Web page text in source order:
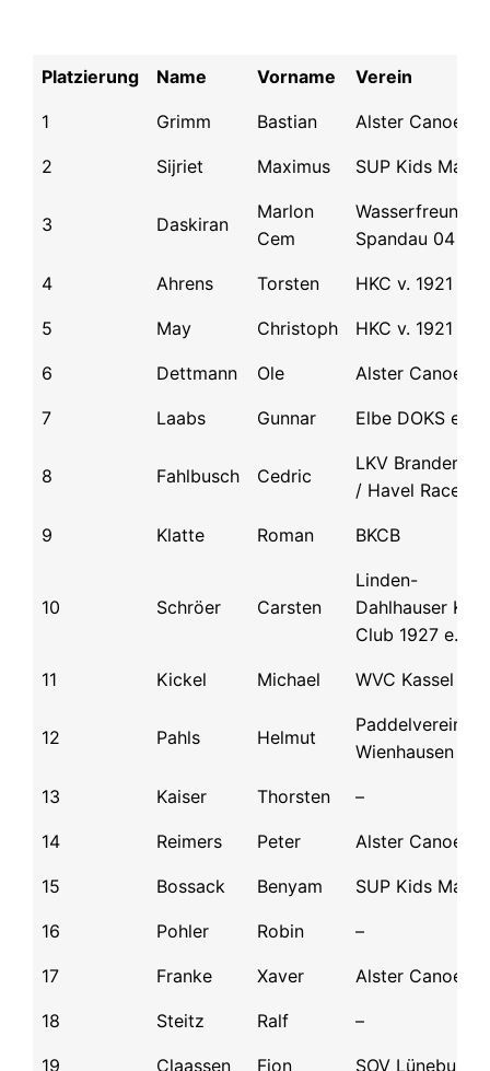
Platzierung Name Vorname Verein
1 Grimm Bastian Alster Canoe
2 Sijriet Maximus SUP Kids
3 Daskiran
Marlon
Cem
Wasserfreunde
Spandau 04
4 Ahrens Torsten HKC v. 1921
5 May Christoph HKC v. 1921
6 Dettmann Ole Alster Canoe
7 Laabs Gunnar Elbe DOKS e.V.
8 Fahlbusch Cedric
LKV
/ Havel Racers
9 Klatte Roman BKCB
10 Schröer Carsten
Linden-
Dahlhauser
Club 1927 e.V.
11 Kickel Michael WVC Kassel
12 Pahls Helmut
Wienhausen
13 Kaiser Thorsten –
14 Reimers Peter Alster Canoe
15 Bossack Benyam SUP Kids
16 Pohler Robin –
17 Franke Xaver Alster Canoe
18 Steitz Ralf –
19 Claassen Fion SOV Lüneburg